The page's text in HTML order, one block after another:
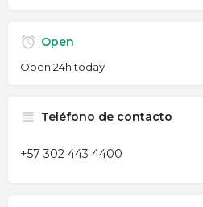
Open
Open 24h today
Teléfono de contacto
+57 302 443 4400